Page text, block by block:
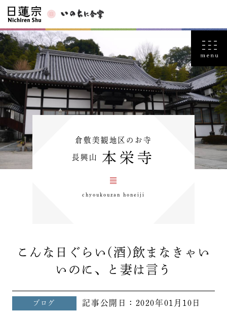
倉敷美観地区のお寺
長興山 本栄寺
chyoukouzan honeiji
こんな日ぐらい(酒)飲まなきゃい
いのに、と妻は言う
ブログ 記事公開日： 2020年01月10日